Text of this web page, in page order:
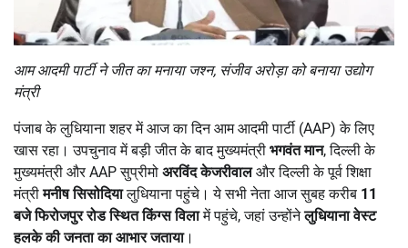
आम आदमी पार्टी ने जीत का मनाया जश्न, संजीव अरोड़ा को बनाया उद्योग
मंत्री
पंजाब के लुधियाना शहर में आज का दिन आम आदमी पार्टी (AAP) के लिए
खास रहा। उपचुनाव में बड़ी जीत के बाद मुख्यमंत्री भगवंत मान, दिल्ली के
मुख्यमंत्री और AAP सुप्रीमो अरविंद केजरीवालऔर दिल्ली के पूर्व शिक्षा
मंत्रीमनीष सिसोदियालुधियाना पहुंचे। ये सभी नेता आज सुबह करीब 11
बजे फिरोजपुर रोड स्थित किंग्स विलामें पहुंचे, जहां उन्होंनेलुधियाना वेस्ट
हलके की जनता का आभार जताया।